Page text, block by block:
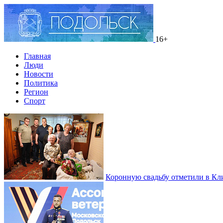
16+
Главная
Люди
Новости
Политика
Регион
Спорт
Коронную свадьбу отметили в